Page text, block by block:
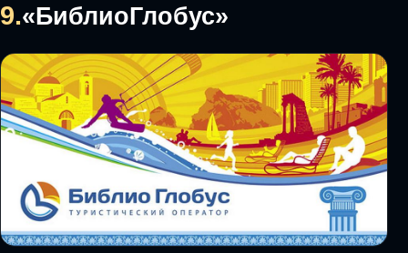
9.«БиблиоГлобус»